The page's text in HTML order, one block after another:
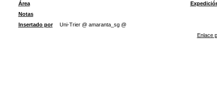
Área
Notas
Insertado por
Uni-Trier @ amaranta_sg @
Enlace